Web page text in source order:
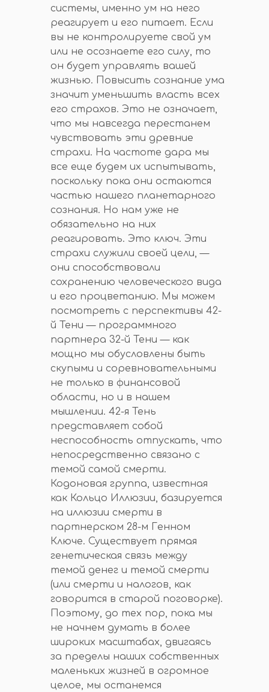
системы, именно ум на него
реагирует и его питает. Если
вы не контролируете свой ум
или не осознаете его силу, то
он будет управлять вашей
жизнью. Повысить сознание ума
значит уменьшить власть всех
его страхов. Это не означает,
что мы навсегда перестанем
чувствовать эти древние
страхи. На частоте дара мы
все еще будем их испытывать,
поскольку пока они остаются
частью нашего планетарного
сознания. Но нам уже не
обязательно на них
реагировать. Это ключ. Эти
страхи служили своей цели, —
они способствовали
сохранению человеческого вида
и его процветанию. Мы можем
посмотреть с перспективы 42-
й Тени — программного
партнера 32-й Тени — как
мощно мы обусловлены быть
скупыми и соревновательными
не только в финансовой
области, но и в нашем
мышлении. 42-я Тень
представляет собой
неспособность отпускать, что
непосредственно связано с
темой самой смерти.
Кодоновая группа, известная
как Кольцо Иллюзии, базируется
на иллюзии смерти в
партнерском 28-м Генном
Ключе. Существует прямая
генетическая связь между
темой денег и темой смерти
(или смерти и налогов, как
говорится в старой поговорке).
Поэтому, до тех пор, пока мы
не начнем думать в более
широких масштабах, двигаясь
за пределы наших собственных
маленьких жизней в огромное
целое, мы останемся